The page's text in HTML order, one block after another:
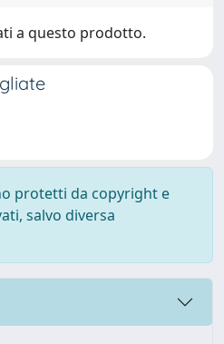
a questo prodotto.
protetti da copyright e
salvo diversa